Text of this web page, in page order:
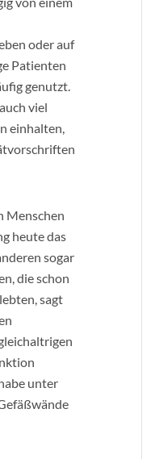
oder auf
Patienten
genutzt.
viel
einhalten,
Menschen
heute das
sogar
die schon
sagt
unter